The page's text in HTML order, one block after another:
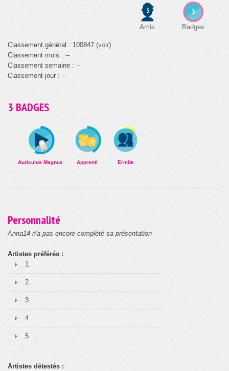
3
Badges
3
Amis
Classement général : 100847 (voir)
Classement mois : --
Classement semaine : --
Classement jour : --
3 BADGES
Auriculus Magnus Apprenti Ermite
Personnalité
Anna14 n'a pas encore complété sa présentation
Artistes préférés :
1.
2.
3.
4.
5.
Artistes détestés :